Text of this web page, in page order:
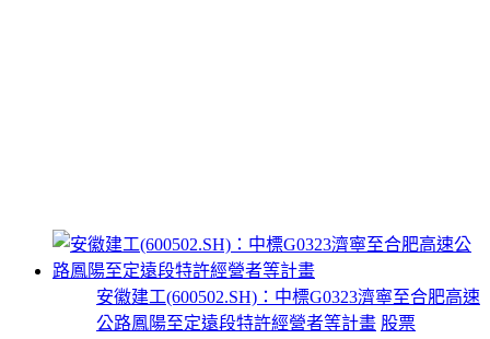
安徽建工(600502.SH)：中標G0323濟寧至合肥高速
公路鳳陽至定遠段特許經營者等計畫 股票